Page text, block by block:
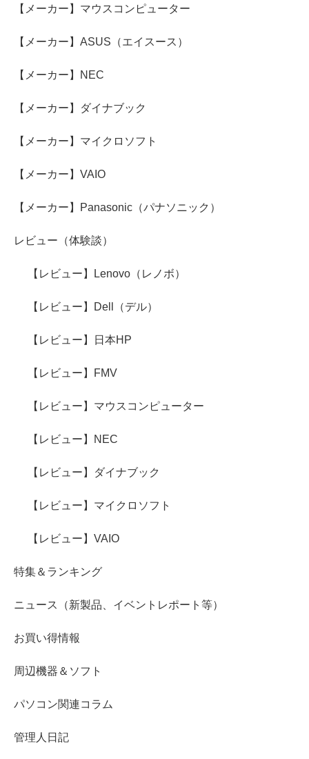
【メーカー】マウスコンピューター
【メーカー】ASUS（エイスース）
【メーカー】NEC
【メーカー】ダイナブック
【メーカー】マイクロソフト
【メーカー】VAIO
【メーカー】Panasonic（パナソニック）
レビュー（体験談）
【レビュー】Lenovo（レノボ）
【レビュー】Dell（デル）
【レビュー】日本HP
【レビュー】FMV
【レビュー】マウスコンピューター
【レビュー】NEC
【レビュー】ダイナブック
【レビュー】マイクロソフト
【レビュー】VAIO
特集＆ランキング
ニュース（新製品、イベントレポート等）
お買い得情報
周辺機器＆ソフト
パソコン関連コラム
管理人日記